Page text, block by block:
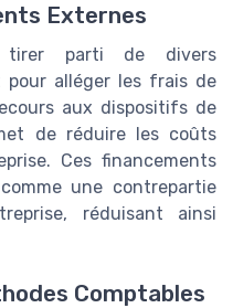
Externes
tirer parti de divers
pour alléger les frais de
aux dispositifs de
de réduire les coûts
Ces financements
une contrepartie
réduisant ainsi
Comptables